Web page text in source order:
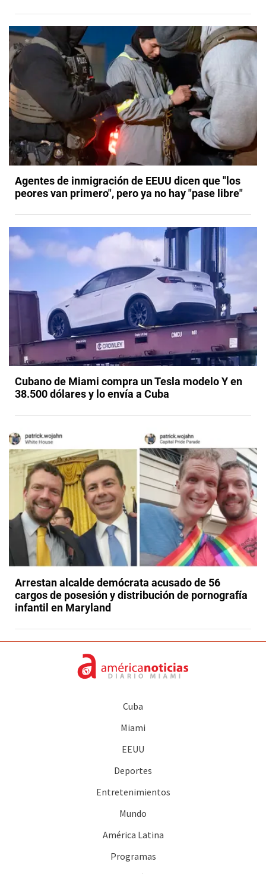
Agentes de inmigración de EEUU dicen que "los
peores van primero", pero ya no hay "pase libre"
Cubano de Miami compra un Tesla modelo Y en
38.500 dólares y lo envía a Cuba
Arrestan alcalde demócrata acusado de 56
cargos de posesión y distribución de pornografía
infantil en Maryland
Cuba
Miami
EEUU
Deportes
Entretenimientos
Mundo
América Latina
Programas